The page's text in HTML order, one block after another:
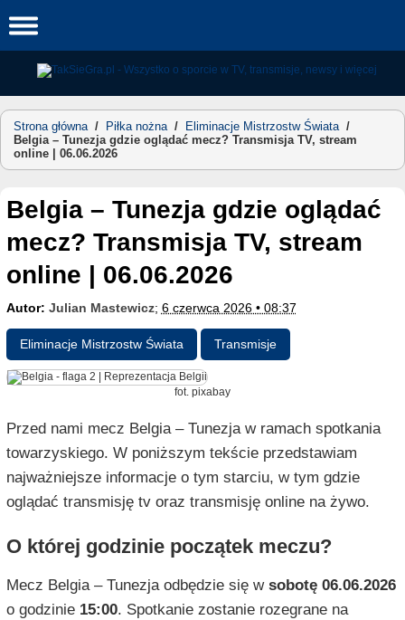
to
Strona główna/ Piłka nożna/ Eliminacje Mistrzostw Świata/
Belgia – Tunezja gdzie oglądać mecz? Transmisja TV, stream
online | 06.06.2026
Belgia – Tunezja gdzie oglądać
mecz? Transmisja TV, stream
online | 06.06.2026
Autor: Julian Mastewicz; 6 czerwca 2026 • 08:37
Eliminacje Mistrzostw Świata Transmisje
fot. pixabay
Przed nami mecz Belgia – Tunezja w ramach spotkania
towarzyskiego. W poniższym tekście przedstawiam
najważniejsze informacje o tym starciu, w tym gdzie
oglądać transmisję tv oraz transmisję online na żywo.
O której godzinie początek meczu?
Mecz Belgia – Tunezja odbędzie się w sobotę 06.06.2026
o godzinie 15:00. Spotkanie zostanie rozegrane na